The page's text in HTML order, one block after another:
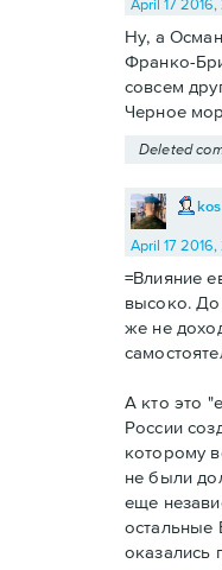
April 17
Ну, а
Франко-
совсем
Черное
Deleted
April 17 2016,
=Влияние
высоко. До
же не
А кто это
России
которому
не были
еще
остальные
оказались